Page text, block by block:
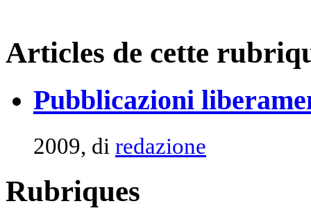
Articles de cette
Pubblicazioni
2009, di redazione
Rubriques